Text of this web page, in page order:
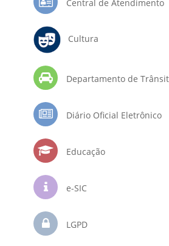
Central de Atendimento
Cultura
Departamento de
Diário Oficial Eletrônico
Educação
e-SIC
LGPD